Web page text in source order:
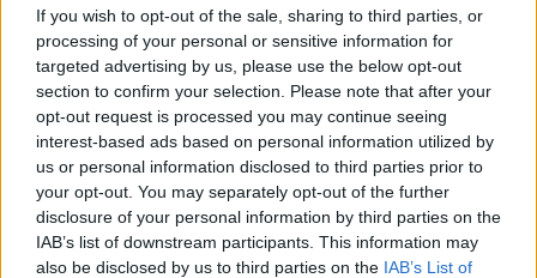
If you wish to opt-out of the sale, sharing to third parties, or
processing of your personal or sensitive information for
targeted advertising by us, please use the below opt-out
section to confirm your selection. Please note that after your
opt-out request is processed you may continue seeing
interest-based ads based on personal information utilized by
us or personal information disclosed to third parties prior to
your opt-out. You may separately opt-out of the further
disclosure of your personal information by third parties on the
IAB’s list of downstream participants. This information may
also be disclosed by us to third parties on the IAB’s List of
schermo la mappa della partita in corso, mentre Virtual Aim Point,
progettato per i giochi sparatutto in soggettiva (FPS), mette in
evidenza il mirino per colpi sempre a segno, in ogni gioco.
Samsung Gaming Hub è disponibile anche sugli smart monitor e gli
schermi da gaming Samsung, anche della serie Odyssey. Il monitor
Odyssey Ark ruota per orientare lo schermo in verticale o in
orizzontale a seconda delle preferenze, per un gioco immersivo a 55”
con curvatura 1000R e un suono potente.